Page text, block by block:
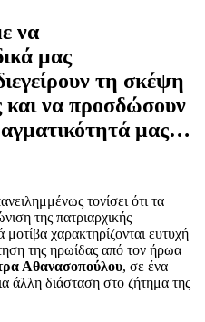
να
μας
τη σκέψη
και να προσδώσουν
μας…
τονίσει ότι τα
της πατριαρχικής
χαρακτηρίζονται ευτυχή
της ηρωίδας από τον ήρωα
Αθανασοπούλου, σε ένα
άλλη διάσταση στο ζήτημα της